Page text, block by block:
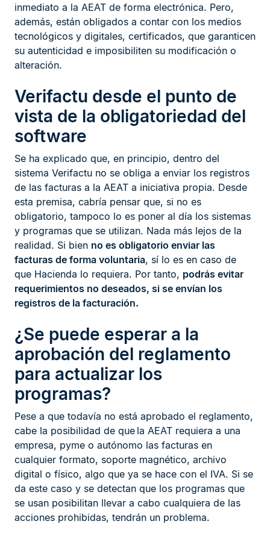
inmediato a la AEAT de forma electrónica. Pero,
además, están obligados a contar con los medios
tecnológicos y digitales, certificados, que garanticen
su autenticidad e imposibiliten su modificación o
alteración.
Verifactu desde el punto de
vista de la obligatoriedad del
software
Se ha explicado que, en principio, dentro del
sistema Verifactu no se obliga a enviar los registros
de las facturas a la AEAT a iniciativa propia. Desde
esta premisa, cabría pensar que, si no es
obligatorio, tampoco lo es poner al día los sistemas
y programas que se utilizan. Nada más lejos de la
realidad. Si bien no es obligatorio enviar las
facturas de forma voluntaria, sí lo es en caso de
que Hacienda lo requiera. Por tanto, podrás evitar
requerimientos no deseados, si se envían los
registros de la facturación.
¿Se puede esperar a la
aprobación del reglamento
para actualizar los
programas?
Pese a que todavía no está aprobado el reglamento,
cabe la posibilidad de que la AEAT requiera a una
empresa, pyme o autónomo las facturas en
cualquier formato, soporte magnético, archivo
digital o físico, algo que ya se hace con el IVA. Si se
da este caso y se detectan que los programas que
se usan posibilitan llevar a cabo cualquiera de las
acciones prohibidas, tendrán un problema.